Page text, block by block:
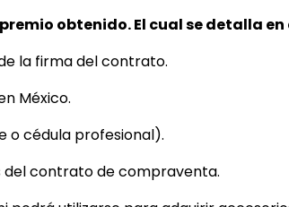
obtenido. El cual se detalla en
la firma del contrato.
México.
o cédula profesional).
del contrato de compraventa.